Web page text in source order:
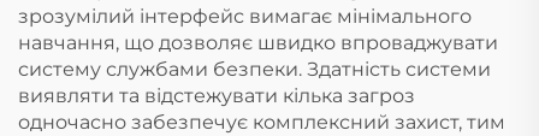
зрозумілий інтерфейс вимагає мінімального
навчання, що дозволяє швидко впроваджувати
систему службами безпеки. Здатність системи
виявляти та відстежувати кілька загроз
одночасно забезпечує комплексний захист, тим